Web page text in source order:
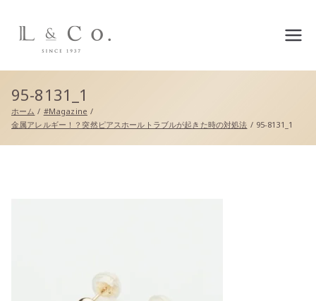
L&co.（エルアンドコー）公
95-8131_1
ホーム
#Magazine
金属アレルギー！？突然ピアスホールトラブルが起きた時の対処法
95-8131_1